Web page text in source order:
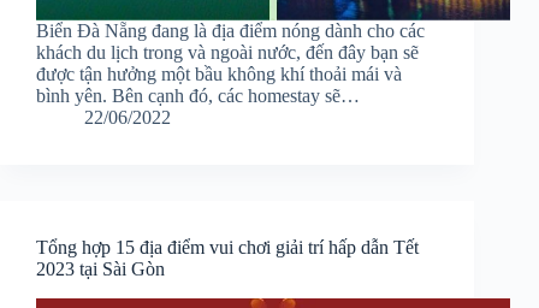
Biển Đà Nẵng đang là địa điểm nóng dành cho các
khách du lịch trong và ngoài nước, đến đây bạn sẽ
được tận hưởng một bầu không khí thoải mái và
bình yên. Bên cạnh đó, các homestay sẽ…
22/06/2022
Tổng hợp 15 địa điểm vui chơi giải trí hấp dẫn Tết
2023 tại Sài Gòn